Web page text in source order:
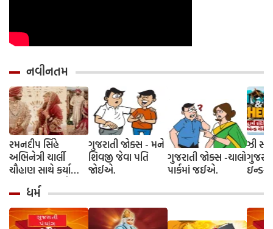
નવીનતમ
રમનદીપ સિંહે
અભિનેત્રી ચાર્લી
ચૌહાણ સાથે કર્યા
લગ્ન, જશ્નમાં ક્રિકેટ
જગતના કલાકારોની
હાજરી
ગુજરાતી જોક્સ - મને
શિવજી જેવા પતિ
જોઈએ.
ગુજરાતી જોક્સ -ચાલો
પાર્કમાં જઈએ.
ઝી
ચેરી'
ધર્મ